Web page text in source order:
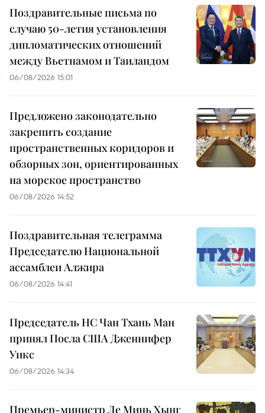
Поздравительные письма по
случаю 50-летия установления
дипломатических отношений
между Вьетнамом и Таиландом
06/08/2026 15:01
Предложено законодательно
закрепить создание
пространственных коридоров и
обзорных зон, ориентированных
на морское пространство
06/08/2026 14:52
Поздравительная телеграмма
Председателю Национальной
ассамблеи Алжира
06/08/2026 14:41
Председатель НС Чан Тхань Ман
принял Посла США Дженнифер
Уикс
06/08/2026 14:34
Премьер-министр Ле Минь Хынг